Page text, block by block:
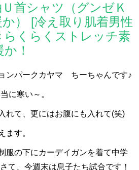
首シャツ（グンゼＫ
） [冷え取り肌着男性
らくらくストレッチ素
！
ンパークカヤマ ちーちゃんです♪
に寒い～。
れて、更にはお腹にも入れて(笑)
ます。
服の下にカーデイガンを着て中学
て、今週末は息子たち試合です！